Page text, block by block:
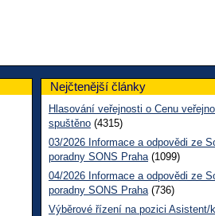
Nejčtenější články
Hlasování veřejnosti o Cenu
spuštěno (4315)
03/2026 Informace a odpovědi ze
poradny SONS Praha (1099)
04/2026 Informace a odpovědi ze
poradny SONS Praha (736)
Výběrové řízení na pozici Asistent/